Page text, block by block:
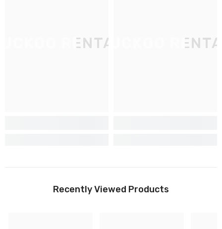
RENTALCUCKOO
Recently Viewed Products